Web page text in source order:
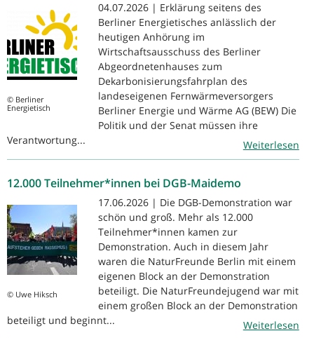
© Berliner
Energietisch
04.07.2026 | Erklärung seitens des
Berliner Energietisches anlässlich der
heutigen Anhörung im
Wirtschaftsausschuss des Berliner
Abgeordnetenhauses zum
Dekarbonisierungsfahrplan des
landeseigenen Fernwärmeversorgers
Berliner Energie und Wärme AG (BEW) Die
Politik und der Senat müssen ihre
Verantwortung...
Weiterlesen
12.000 Teilnehmer*innen bei DGB-Maidemo
© Uwe Hiksch
17.06.2026 | Die DGB-Demonstration war
schön und groß. Mehr als 12.000
Teilnehmer*innen kamen zur
Demonstration. Auch in diesem Jahr
waren die NaturFreunde Berlin mit einem
eigenen Block an der Demonstration
beteiligt. Die NaturFreundejugend war mit
einem großen Block an der Demonstration
beteiligt und beginnt...
Weiterlesen